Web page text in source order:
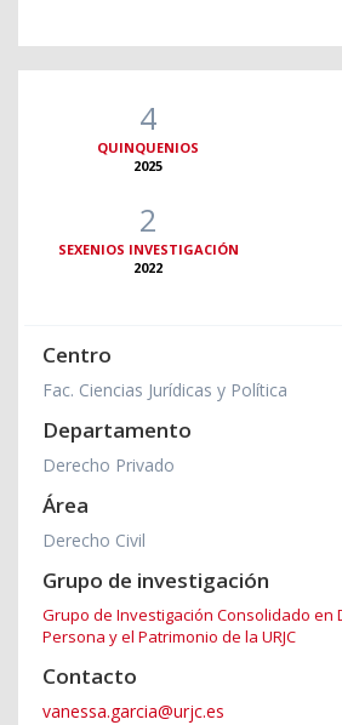
4
QUINQUENIOS
2025
2
SEXENIOS INVESTIGACIÓN
2022
Centro
Fac. Ciencias Jurídicas y Política
Departamento
Derecho Privado
Área
Derecho Civil
Grupo de investigación
Grupo de Investigación Consolidado en
Persona y el Patrimonio de la URJC
Contacto
vanessa.garcia@urjc.es